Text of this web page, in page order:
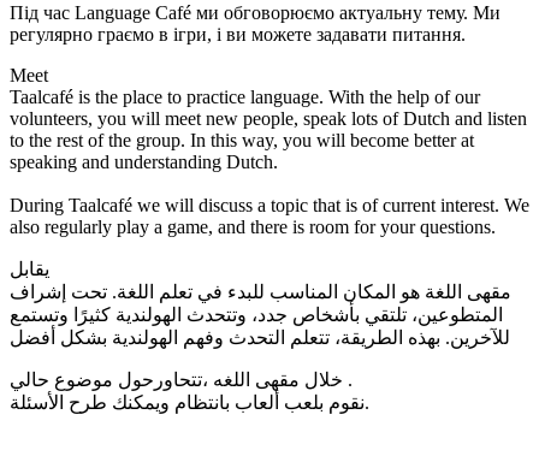
Під час Language Café ми обговорюємо актуальну тему. Ми
регулярно граємо в ігри, і ви можете задавати питання.
Meet
Taalcafé is the place to practice language. With the help of our
volunteers, you will meet new people, speak lots of Dutch and listen
to the rest of the group. In this way, you will become better at
speaking and understanding Dutch.
During Taalcafé we will discuss a topic that is of current interest. We
also regularly play a game, and there is room for your questions.
يقابل
مقهى اللغة هو المكان المناسب للبدء في تعلم اللغة. تحت إشراف
المتطوعين، تلتقي بأشخاص جدد، وتتحدث الهولندية كثيرًا وتستمع
للآخرين. بهذه الطريقة، تتعلم التحدث وفهم الهولندية بشكل أفضل
خلال مقهى اللغه ،تتحاورحول موضوع حالي .
نقوم بلعب ألعاب بانتظام ويمكنك طرح الأسئلة.